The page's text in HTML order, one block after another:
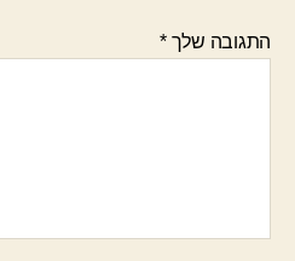
התגובה שלך*